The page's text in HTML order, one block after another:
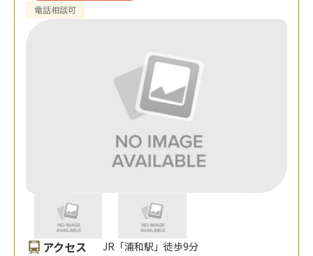
電話相談可
アクセス JR「浦和駅」徒歩9分